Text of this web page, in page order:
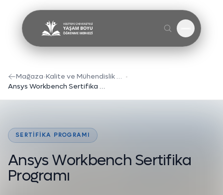
Menüyü
Mağaza• Kalite ve Mühendislik Eğitimleri •
Ansys Workbench Sertifika Programı
SERTIFIKA PROGRAMI
Ansys Workbench Sertifika
Programı